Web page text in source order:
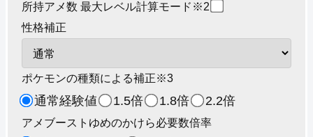
所持アメ数 最大レベル計算モード※2
性格補正
ポケモンの種類による補正※3
通常経験値 1.5倍 1.8倍 2.2倍
アメブーストゆめのかけら必要数倍率